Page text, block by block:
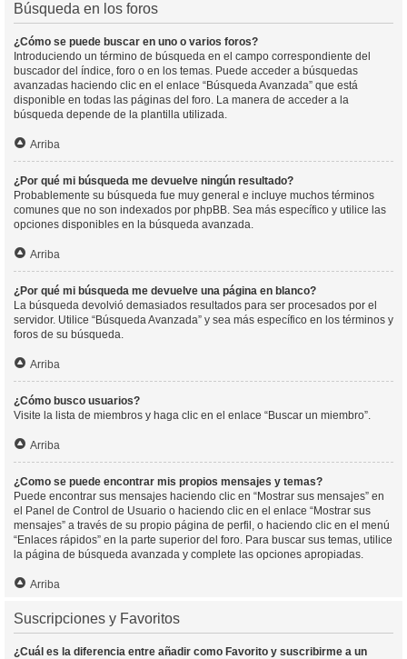
Búsqueda en los foros
¿Cómo se puede buscar en uno o varios foros?
Introduciendo un término de búsqueda en el campo correspondiente del
buscador del índice, foro o en los temas. Puede acceder a búsquedas
avanzadas haciendo clic en el enlace “Búsqueda Avanzada” que está
disponible en todas las páginas del foro. La manera de acceder a la
búsqueda depende de la plantilla utilizada.
Arriba
¿Por qué mi búsqueda me devuelve ningún resultado?
Probablemente su búsqueda fue muy general e incluye muchos términos
comunes que no son indexados por phpBB. Sea más específico y utilice las
opciones disponibles en la búsqueda avanzada.
Arriba
¿Por qué mi búsqueda me devuelve una página en blanco?
La búsqueda devolvió demasiados resultados para ser procesados por el
servidor. Utilice “Búsqueda Avanzada” y sea más específico en los términos y
foros de su búsqueda.
Arriba
¿Cómo busco usuarios?
Visite la lista de miembros y haga clic en el enlace “Buscar un miembro”.
Arriba
¿Como se puede encontrar mis propios mensajes y temas?
Puede encontrar sus mensajes haciendo clic en “Mostrar sus mensajes” en
el Panel de Control de Usuario o haciendo clic en el enlace “Mostrar sus
mensajes” a través de su propio página de perfil, o haciendo clic en el menú
“Enlaces rápidos” en la parte superior del foro. Para buscar sus temas, utilice
la página de búsqueda avanzada y complete las opciones apropiadas.
Arriba
Suscripciones y Favoritos
¿Cuál es la diferencia entre añadir como Favorito y suscribirme a un